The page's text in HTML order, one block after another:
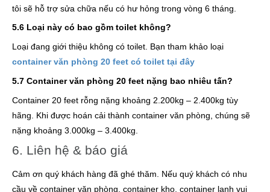
tôi sẽ hỗ trợ sửa chữa nếu có hư hỏng trong vòng 6 tháng.
5.6 Loại này có bao gồm toilet không?
Loại đang giới thiệu không có toilet. Bạn tham khảo loại
container văn phòng 20 feet có toilet tại đây
5.7 Container văn phòng 20 feet nặng bao nhiêu tấn?
Container 20 feet rỗng nặng khoảng 2.200kg – 2.400kg tùy
hãng. Khi được hoán cải thành container văn phòng, chúng sẽ
nặng khoảng 3.000kg – 3.400kg.
6. Liên hệ & báo giá
Cảm ơn quý khách hàng đã ghé thăm. Nếu quý khách có nhu
cầu về container văn phòng, container kho, container lạnh vui